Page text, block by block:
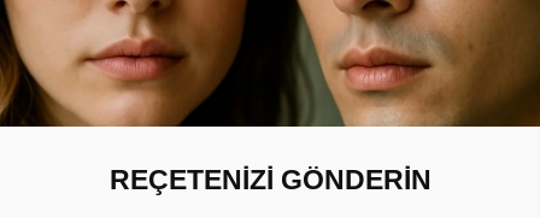
REÇETENİZİ GÖNDERİN